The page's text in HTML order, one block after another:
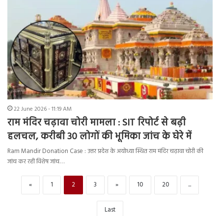
22 June 2026 - 11:19 AM
राम मंदिर चढ़ावा चोरी मामला : SIT रिपोर्ट से बढ़ी
हलचल, करीबी 30 लोगों की भूमिका जांच के घेरे में
Ram Mandir Donation Case : उत्तर प्रदेश के अयोध्या स्थित राम मंदिर चढ़ावा चोरी की
जांच कर रही विशेष जांच…
« 1 2 3 » 10 20 ...
Last